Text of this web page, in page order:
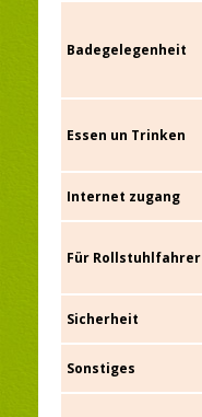
Badegelegenheit
Essen un Trinken
Internet zugang
Für Rollstuhlfahrer
Sicherheit
Sonstiges